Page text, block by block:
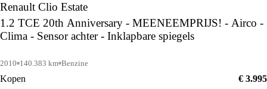
Renault Clio Estate
1.2 TCE 20th Anniversary - MEENEEMPRIJS! - Airco -
Clima - Sensor achter - Inklapbare spiegels
2010 140.383 km Benzine
Kopen
€ 3.995